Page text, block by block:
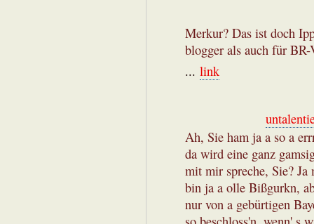
Merkur? Das ist doch
blogger als auch für BR-
... link
Ah, Sie ham ja a so a
da wird eine ganz
mit mir spreche, Sie?
bin ja a olle Bißgurkn,
nur von a gebürtigen